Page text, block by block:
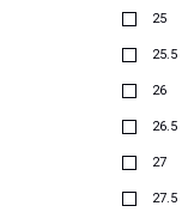
25
25.5
26
26.5
27
27.5